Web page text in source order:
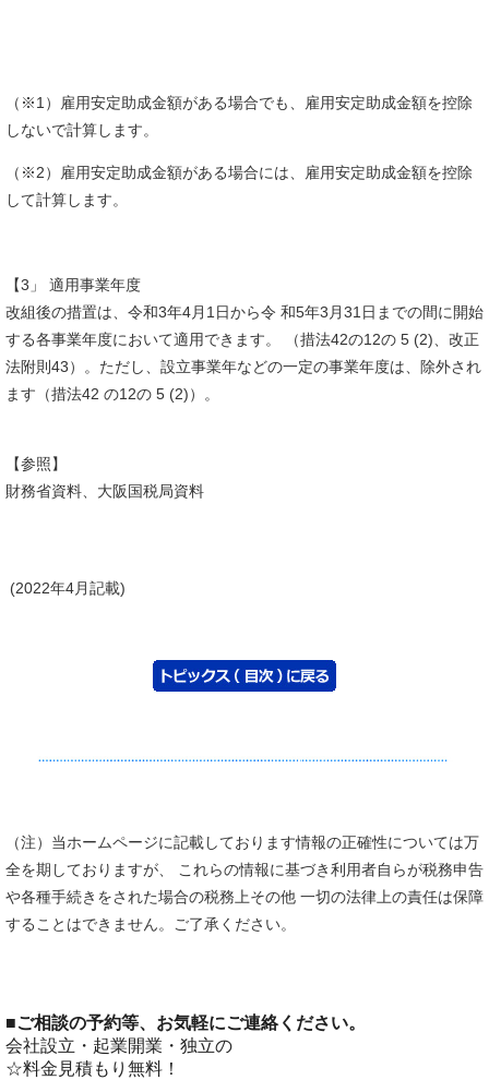
（※1）雇用安定助成金額がある場合でも、雇用安定助成金額を控除
しないで計算します。
（※2）雇用安定助成金額がある場合には、雇用安定助成金額を控除
して計算します。
【3」 適用事業年度
改組後の措置は、令和3年4月1日から令 和5年3月31日までの間に開始
する各事業年度において適用できます。 （措法42の12の 5 (2)、改正
法附則43）。ただし、設立事業年などの一定の事業年度は、除外され
ます（措法42 の12の 5 (2)）。
【参照】
財務省資料、大阪国税局資料
(2022年4月記載)
（注）当ホームページに記載しております情報の正確性については万
全を期しておりますが、 これらの情報に基づき利用者自らが税務申告
や各種手続きをされた場合の税務上その他 一切の法律上の責任は保障
することはできません。ご了承ください。
■ご相談の予約等、お気軽にご連絡ください。
会社設立・起業開業・独立の
☆料金見積もり無料！